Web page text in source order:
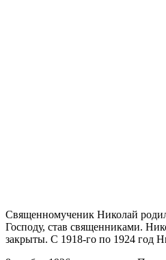
Священномученик Николай
Господу, став священниками.
закрыты. С 1918‑го по 1924 год